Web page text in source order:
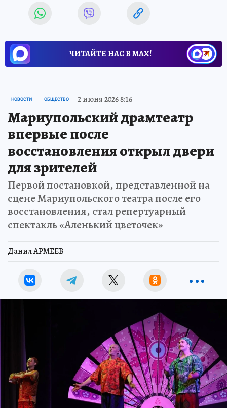
ЧИТАЙТЕ НАС В МАХ!
НОВОСТИ ОБЩЕСТВО 2 июня 2026 8:16
Мариупольский драмтеатр
впервые после
восстановления открыл двери
для зрителей
Первой постановкой, представленной на
сцене Мариупольского театра после его
восстановления, стал репертуарный
спектакль «Аленький цветочек»
Данил АРМЕЕВ